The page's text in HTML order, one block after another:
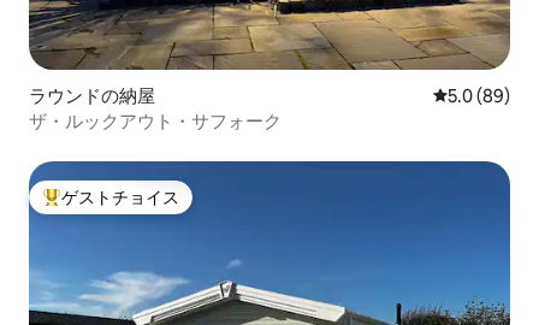
ラウンドの納屋 レビュー89
5.0 (89)
ザ・ルックアウト・サフォーク
大好評のゲストチョイスです。
ゲストチョイス